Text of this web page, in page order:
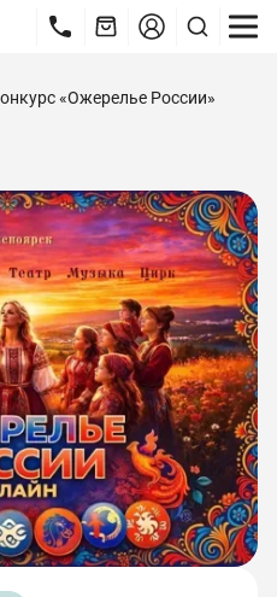
«Ожерелье России»